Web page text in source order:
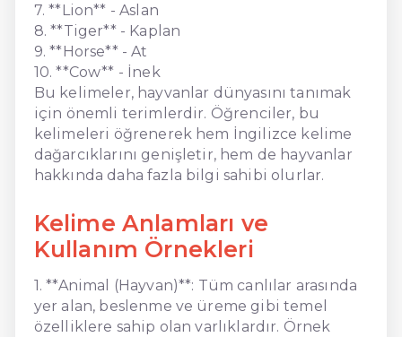
7. **Lion** - Aslan
8. **Tiger** - Kaplan
9. **Horse** - At
10. **Cow** - İnek
Bu kelimeler, hayvanlar dünyasını tanımak
için önemli terimlerdir. Öğrenciler, bu
kelimeleri öğrenerek hem İngilizce kelime
dağarcıklarını genişletir, hem de hayvanlar
hakkında daha fazla bilgi sahibi olurlar.
Kelime Anlamları ve
Kullanım Örnekleri
1. **Animal (Hayvan)**: Tüm canlılar arasında
yer alan, beslenme ve üreme gibi temel
özelliklere sahip olan varlıklardır. Örnek